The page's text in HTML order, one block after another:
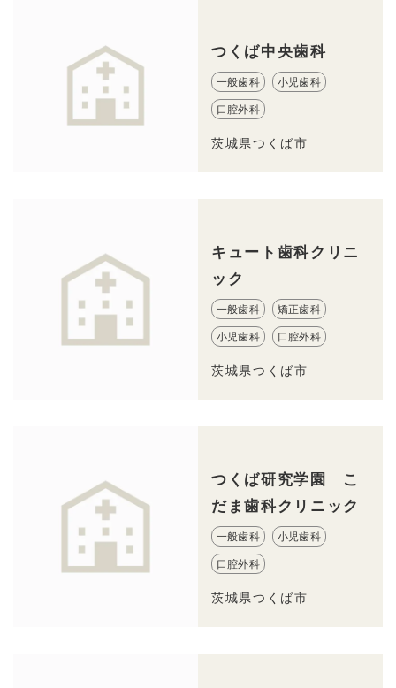
つくば中央歯科
一般歯科 小児歯科
口腔外科
茨城県つくば市
キュート歯科クリニ
ック
一般歯科 矯正歯科
小児歯科 口腔外科
茨城県つくば市
つくば研究学園 こ
だま歯科クリニック
一般歯科 小児歯科
口腔外科
茨城県つくば市